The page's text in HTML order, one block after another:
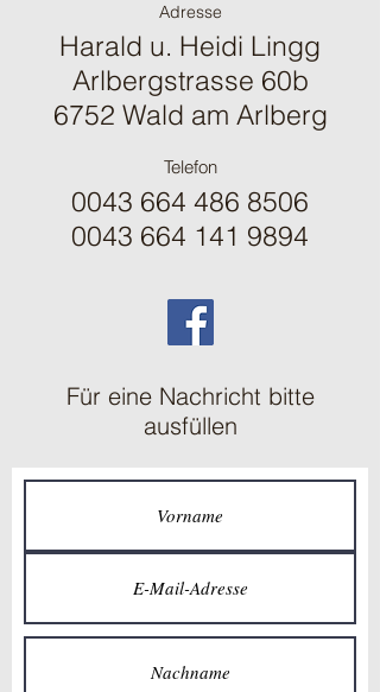
Adresse
Harald u. Heidi Lingg
Arlbergstrasse 60b
6752 Wald am Arlberg
Telefon
0043 664 486 8506
0043 664 141 9894
Für eine Nachricht bitte
ausfüllen